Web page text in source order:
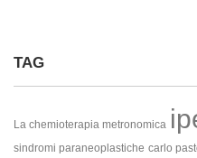
TAG
La chemioterapia metronomica
sindromi paraneoplastiche carlo